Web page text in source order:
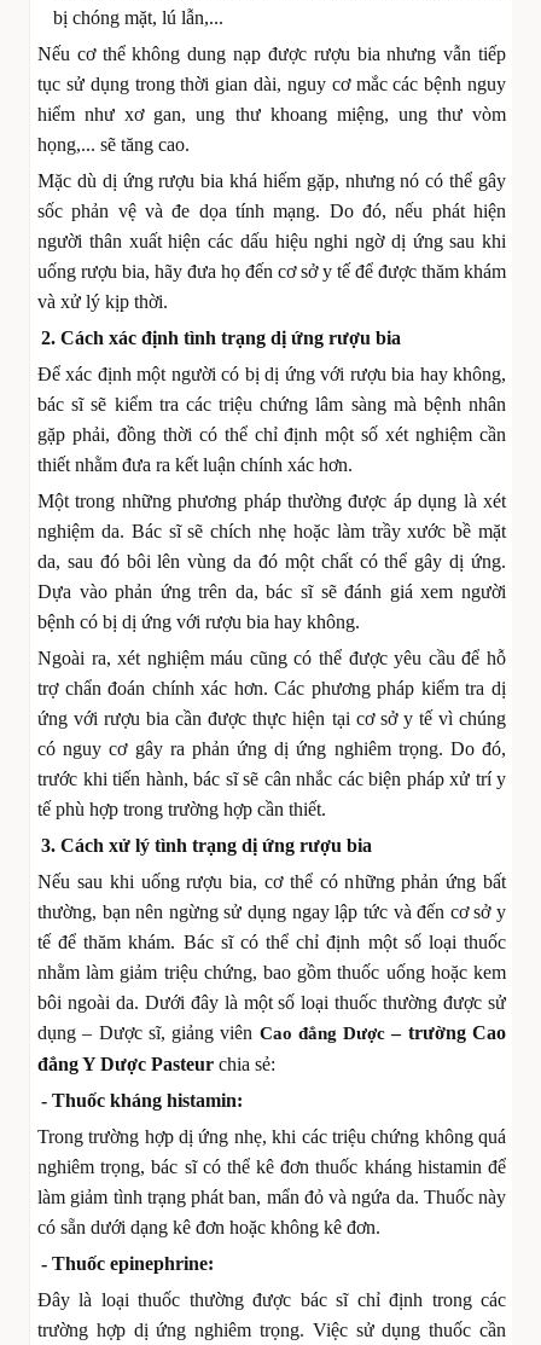
bị chóng mặt, lú lẫn,...
Nếu cơ thể không dung nạp được rượu bia nhưng vẫn tiếp
tục sử dụng trong thời gian dài, nguy cơ mắc các bệnh nguy
hiểm như xơ gan, ung thư khoang miệng, ung thư vòm
họng,... sẽ tăng cao.
Mặc dù dị ứng rượu bia khá hiếm gặp, nhưng nó có thể gây
sốc phản vệ và đe dọa tính mạng. Do đó, nếu phát hiện
người thân xuất hiện các dấu hiệu nghi ngờ dị ứng sau khi
uống rượu bia, hãy đưa họ đến cơ sở y tế để được thăm khám
và xử lý kịp thời.
2. Cách xác định tình trạng dị ứng rượu bia
Để xác định một người có bị dị ứng với rượu bia hay không,
bác sĩ sẽ kiểm tra các triệu chứng lâm sàng mà bệnh nhân
gặp phải, đồng thời có thể chỉ định một số xét nghiệm cần
thiết nhằm đưa ra kết luận chính xác hơn.
Một trong những phương pháp thường được áp dụng là xét
nghiệm da. Bác sĩ sẽ chích nhẹ hoặc làm trầy xước bề mặt
da, sau đó bôi lên vùng da đó một chất có thể gây dị ứng.
Dựa vào phản ứng trên da, bác sĩ sẽ đánh giá xem người
bệnh có bị dị ứng với rượu bia hay không.
Ngoài ra, xét nghiệm máu cũng có thể được yêu cầu để hỗ
trợ chẩn đoán chính xác hơn. Các phương pháp kiểm tra dị
ứng với rượu bia cần được thực hiện tại cơ sở y tế vì chúng
có nguy cơ gây ra phản ứng dị ứng nghiêm trọng. Do đó,
trước khi tiến hành, bác sĩ sẽ cân nhắc các biện pháp xử trí y
tế phù hợp trong trường hợp cần thiết.
3. Cách xử lý tình trạng dị ứng rượu bia
Nếu sau khi uống rượu bia, cơ thể có những phản ứng bất
thường, bạn nên ngừng sử dụng ngay lập tức và đến cơ sở y
tế để thăm khám. Bác sĩ có thể chỉ định một số loại thuốc
nhằm làm giảm triệu chứng, bao gồm thuốc uống hoặc kem
bôi ngoài da. Dưới đây là một số loại thuốc thường được sử
dụng – Dược sĩ, giảng viên Cao đẳng Dược – trường Cao
đẳng Y Dược Pasteur chia sẻ:
- Thuốc kháng histamin:
Trong trường hợp dị ứng nhẹ, khi các triệu chứng không quá
nghiêm trọng, bác sĩ có thể kê đơn thuốc kháng histamin để
làm giảm tình trạng phát ban, mẩn đỏ và ngứa da. Thuốc này
có sẵn dưới dạng kê đơn hoặc không kê đơn.
- Thuốc epinephrine:
Đây là loại thuốc thường được bác sĩ chỉ định trong các
trường hợp dị ứng nghiêm trọng. Việc sử dụng thuốc cần